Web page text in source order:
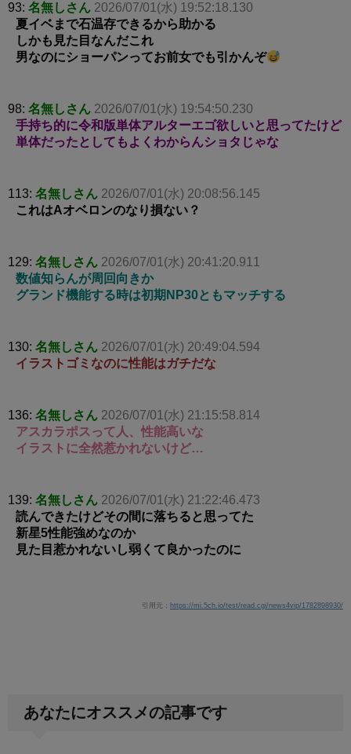
93: 名無しさん 2026/07/01(水) 19:52:18.130
夏イベまで石温存できるから助かる
しかも見た目なんだこれ
男なのにショーパンってお前女でも引かんぞ
98: 名無しさん 2026/07/01(水) 19:54:50.230
手持ち的に令和版単体アルターエゴ欲しいと思ってたけど
単体だったとしてもよくわからんショタじゃな
113: 名無しさん 2026/07/01(水) 20:08:56.145
これはAオベロンのなり損ない？
129: 名無しさん 2026/07/01(水) 20:41:20.911
数値知らんが周回向きか
グランド機能する時は初期NP30ともマッチする
130: 名無しさん 2026/07/01(水) 20:49:04.594
イラストゴミなのに性能はガチだな
136: 名無しさん 2026/07/01(水) 21:15:58.814
アスカラポスって人、性能高いな
イラストに全然惹かれないけど…
139: 名無しさん 2026/07/01(水) 21:22:46.473
読んできたけどその間に落ちると思ってた
新星5性能強めなのか
見た目惹かれないし弱くて良かったのに
引用元： https://mi.5ch.io/test/read.cgi/news4vip/1782898930/
あなたにオススメの記事です